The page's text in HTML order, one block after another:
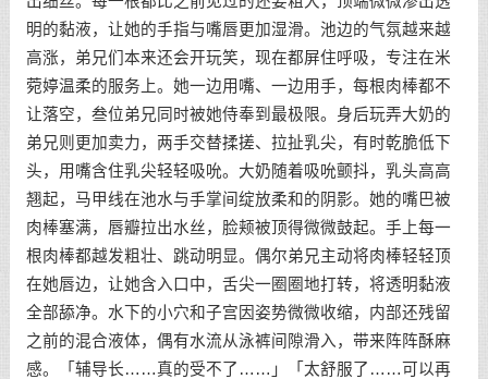
明的黏液，让她的手指与嘴唇更加湿滑。池边的气氛越来越
高涨，弟兄们本来还会开玩笑，现在都屏住呼吸，专注在米
菀婷温柔的服务上。她一边用嘴、一边用手，每根肉棒都不
让落空，叁位弟兄同时被她侍奉到最极限。身后玩弄大奶的
弟兄则更加卖力，两手交替揉搓、拉扯乳尖，有时乾脆低下
头，用嘴含住乳尖轻轻吸吮。大奶随着吸吮颤抖，乳头高高
翘起，马甲线在池水与手掌间绽放柔和的阴影。她的嘴巴被
肉棒塞满，唇瓣拉出水丝，脸颊被顶得微微鼓起。手上每一
根肉棒都越发粗壮、跳动明显。偶尔弟兄主动将肉棒轻轻顶
在她唇边，让她含入口中，舌尖一圈圈地打转，将透明黏液
全部舔净。水下的小穴和子宫因姿势微微收缩，内部还残留
之前的混合液体，偶有水流从泳裤间隙滑入，带来阵阵酥麻
感。「辅导长……真的受不了……」「太舒服了……可以再